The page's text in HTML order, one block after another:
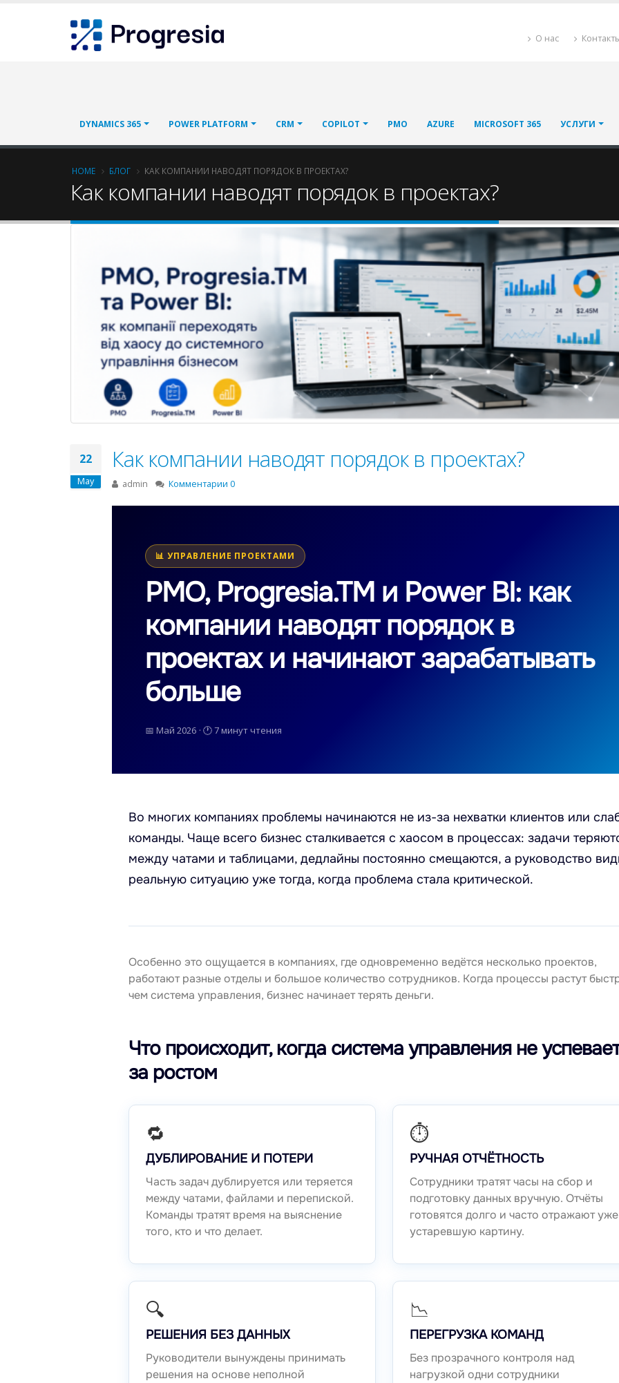
О нас
Main
navigation
DYNAMICS 365 POWER PLATFORM CRM COPILOT PMO AZURE MICROSOFT 365 УСЛУГИ
Breadcrumb
HOME БЛОГ КАК КОМПАНИИ НАВОДЯТ ПОРЯДОК В ПРОЕКТАХ?
Как компании наводят порядок в проектах?
22
May
Как компании наводят порядок в проектах?
admin Комментарии 0
📊 УПРАВЛЕНИЕ ПРОЕКТАМИ
PMO, Progresia.TM и Power BI: как
компании наводят порядок в
проектах и начинают зарабатывать
больше
📅 Май 2026 · 🕐 7 минут чтения
Во многих компаниях проблемы начинаются не из-за нехватки клиентов или
команды. Чаще всего бизнес сталкивается с хаосом в процессах: задачи
между чатами и таблицами, дедлайны постоянно смещаются, а руководство
реальную ситуацию уже тогда, когда проблема стала критической.
Особенно это ощущается в компаниях, где одновременно ведётся несколько проектов,
работают разные отделы и большое количество сотрудников. Когда процессы растут
чем система управления, бизнес начинает терять деньги.
Что происходит, когда система управления не
за ростом
🔁
ДУБЛИРОВАНИЕ И ПОТЕРИ
Часть задач дублируется или теряется
между чатами, файлами и перепиской.
Команды тратят время на выяснение
того, кто и что делает.
⏱️
РУЧНАЯ ОТЧЁТНОСТЬ
Сотрудники тратят часы на сбор и
подготовку данных вручную. Отчёты
готовятся долго и часто отражают уже
устаревшую картину.
🔍
РЕШЕНИЯ БЕЗ ДАННЫХ
Руководители вынуждены принимать
решения на основе неполной
📉
ПЕРЕГРУЗКА КОМАНД
Без прозрачного контроля над
нагрузкой одни сотрудники